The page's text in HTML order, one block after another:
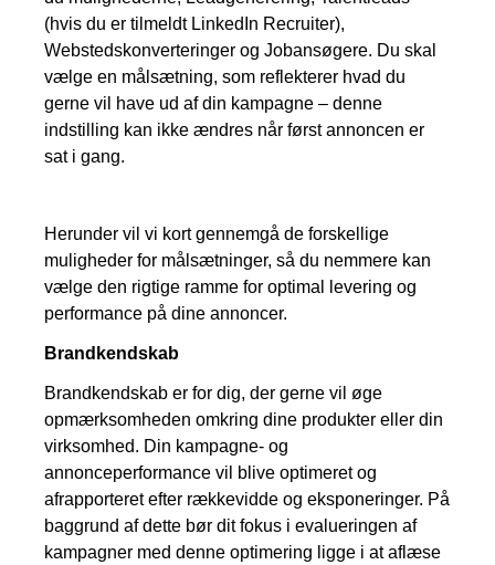
(hvis du er tilmeldt LinkedIn Recruiter),
Webstedskonverteringer og Jobansøgere. Du skal
vælge en målsætning, som reflekterer hvad du
gerne vil have ud af din kampagne – denne
indstilling kan ikke ændres når først annoncen er
sat i gang.
Herunder vil vi kort gennemgå de forskellige
muligheder for målsætninger, så du nemmere kan
vælge den rigtige ramme for optimal levering og
performance på dine annoncer.
Brandkendskab
Brandkendskab er for dig, der gerne vil øge
opmærksomheden omkring dine produkter eller din
virksomhed. Din kampagne- og
annonceperformance vil blive optimeret og
afrapporteret efter rækkevidde og eksponeringer. På
baggrund af dette bør dit fokus i evalueringen af
kampagner med denne optimering ligge i at aflæse